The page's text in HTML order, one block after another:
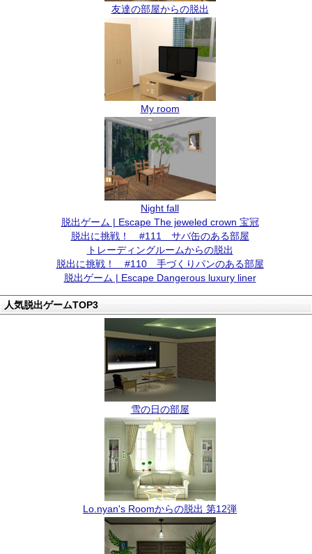
友達の部屋からの脱出
My room
Night fall
脱出ゲーム | Escape The jeweled crown 宝冠
脱出に挑戦！ #111 サバ缶のある部屋
トレーディングルームからの脱出
脱出に挑戦！ #110 手づくりパンのある部屋
脱出ゲーム | Escape Dangerous luxury liner
人気脱出ゲームTOP3
雪の日の部屋
Lo.nyan's Roomからの脱出 第12弾